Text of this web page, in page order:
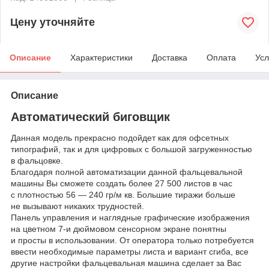
Цену уточняйте
Описание Характеристики Доставка Оплата
Описание
Автоматический биговщик
Данная модель прекрасно подойдет как для офсетных
типографий, так и для цифровых с большой загруженностью
в фальцовке.
Благодаря полной автоматизации данной фальцевальной
машины Вы сможете создать более 27 500 листов в час
с плотностью 56 — 240 гр/м кв. Большие тиражи больше
не вызывают никаких трудностей.
Панель управления и наглядные графические изображения
на цветном 7-и дюймовом сенсорном экране понятны
и просты в использовании. От оператора только потребуется
ввести необходимые параметры листа и вариант сгиба, все
другие настройки фальцевальная машина сделает за Вас